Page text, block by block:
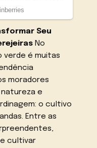
Seu
No
verde é muitas
moradores
e
o cultivo
Entre as
cultivar